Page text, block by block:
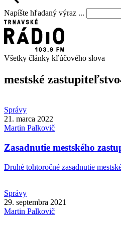
Napíšte hľadaný výraz ...
Všetky články kľúčového slova
mestské zastupiteľstvo
Správy
21. marca 2022
Martin Palkovič
Zasadnutie mestského
Druhé tohtoročné zasadnutie
Správy
29. septembra 2021
Martin Palkovič